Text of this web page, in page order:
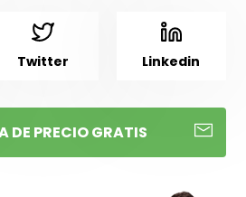
Twitter Linkedin
DE PRECIO GRATIS